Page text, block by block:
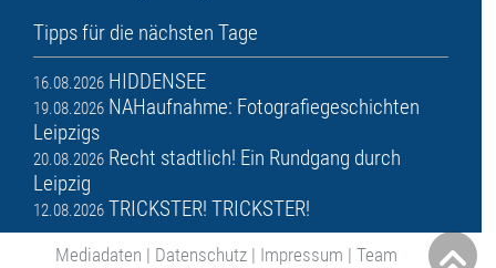
Tipps für die nächsten Tage
16.08.2026 HIDDENSEE
19.08.2026 NAHaufnahme: Fotografiegeschichten
Leipzigs
20.08.2026 Recht stadtlich! Ein Rundgang durch
Leipzig
12.08.2026 TRICKSTER! TRICKSTER!
Mediadaten | Datenschutz | Impressum | Team